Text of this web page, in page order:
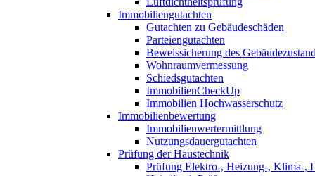
Immobiliengutachten
Gutachten zu Gebäudeschäden
Parteiengutachten
Beweissicherung des
Wohnraumvermessung
Schiedsgutachten
ImmobilienCheckUp
Immobilien Hochwasserschutz
Immobilienbewertung
Immobilienwertermittlung
Nutzungsdauergutachten
Prüfung der Haustechnik
Prüfung Elektro-, Heizung-, Klima-,